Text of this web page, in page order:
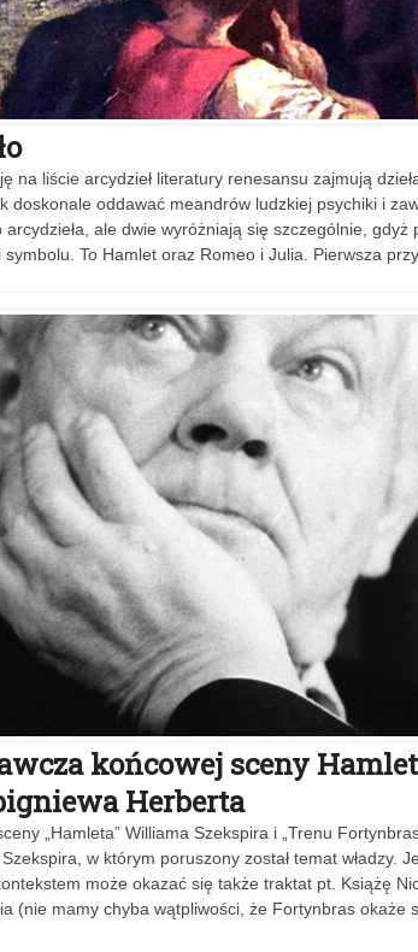
na liście arcydzieł literatury renesansu zajmują
doskonale oddawać meandrów ludzkiej psychiki i
ale dwie wyróżniają się szczególnie,
To Hamlet oraz Romeo i Julia. Pierwsza
końcowej sceny
Herberta
„Hamleta” Williama Szekspira i „Trenu
w którym poruszony został temat władzy.
może okazać się także traktat pt. Książę
(nie mamy chyba wątpliwości, że Fortynbras okaże